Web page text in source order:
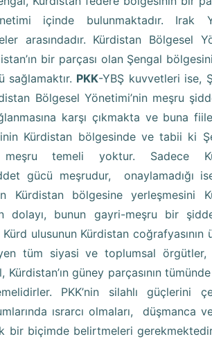
içinde bulunmaktadır. Irak
arasındadır. Kürdistan Bölgesel
bir parçası olan Şengal
sağlamaktır. PKK-YBŞ kuvvetleri ise,
Bölgesel Yönetimi’nin meşru
karşı çıkmakta ve buna
Kürdistan bölgesinde ve tabii ki
meşru temeli yoktur. Sadece
gücü meşrudur, onaylamadığı
Kürdistan bölgesine yerleşmesini
dolayı, bunun gayri-meşru bir
ulusunun Kürdistan coğrafyasının
tüm siyasi ve toplumsal örgütler,
güney parçasının tümünde
PKK’nin silahlı güçlerini
ısrarcı olmaları, düşmanca
bir biçimde belirtmeleri